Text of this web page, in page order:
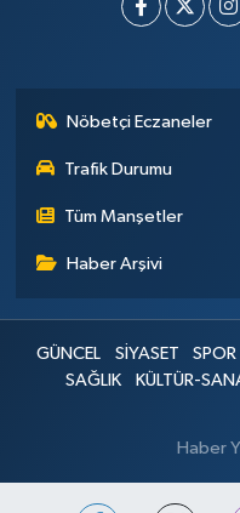
Nöbetçi Eczaneler
Trafik Durumu
Tüm Manşetler
Haber Arşivi
GÜNCEL SİYASET SPOR
SAĞLIK
KÜLTÜR-
Haber